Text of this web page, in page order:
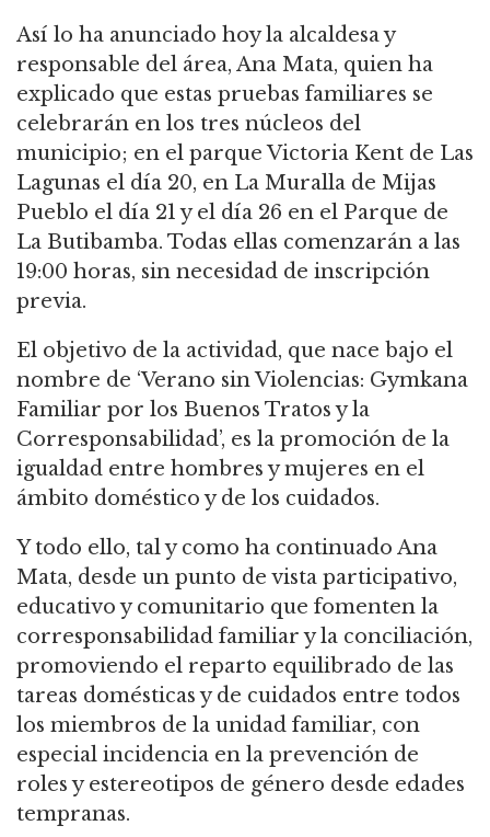
Así lo ha anunciado hoy la alcaldesa y
responsable del área, Ana Mata, quien ha
explicado que estas pruebas familiares se
celebrarán en los tres núcleos del
municipio; en el parque Victoria Kent de Las
Lagunas el día 20, en La Muralla de Mijas
Pueblo el día 21 y el día 26 en el Parque de
La Butibamba. Todas ellas comenzarán a las
19:00 horas, sin necesidad de inscripción
previa.
El objetivo de la actividad, que nace bajo el
nombre de ‘Verano sin Violencias: Gymkana
Familiar por los Buenos Tratos y la
Corresponsabilidad’, es la promoción de la
igualdad entre hombres y mujeres en el
ámbito doméstico y de los cuidados.
Y todo ello, tal y como ha continuado Ana
Mata, desde un punto de vista participativo,
educativo y comunitario que fomenten la
corresponsabilidad familiar y la conciliación,
promoviendo el reparto equilibrado de las
tareas domésticas y de cuidados entre todos
los miembros de la unidad familiar, con
especial incidencia en la prevención de
roles y estereotipos de género desde edades
tempranas.